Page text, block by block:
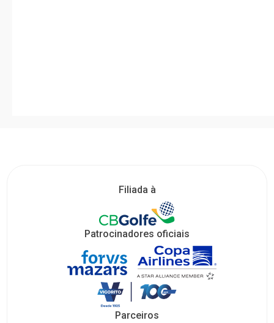
Filiada à
Patrocinadores oficiais
Parceiros